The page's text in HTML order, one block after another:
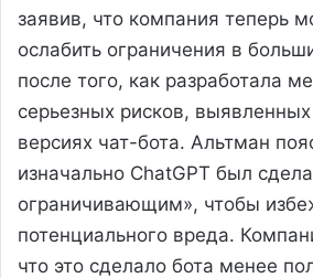
заявив, что компания теперь
ослабить ограничения в
после того, как разработала
серьезных рисков,
версиях чат-бота. Альтман
изначально ChatGPT был
ограничивающим», чтобы
потенциального вреда.
что это сделало бота менее